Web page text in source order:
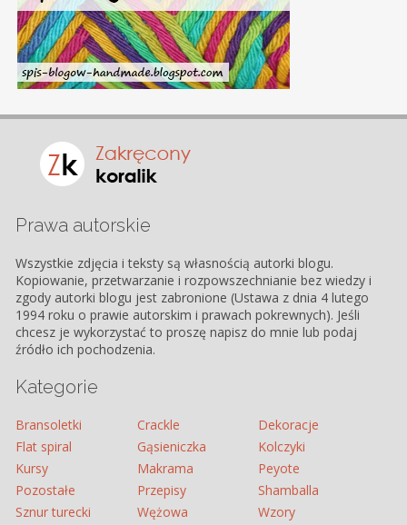
Prawa autorskie
Wszystkie zdjęcia i teksty są własnością autorki blogu.
Kopiowanie, przetwarzanie i rozpowszechnianie bez wiedzy i
zgody autorki blogu jest zabronione (Ustawa z dnia 4 lutego
1994 roku o prawie autorskim i prawach pokrewnych). Jeśli
chcesz je wykorzystać to proszę napisz do mnie lub podaj
źródło ich pochodzenia.
Kategorie
Bransoletki Crackle
Dekoracje
Flat spiral
Gąsieniczka
Kolczyki
Kursy
Makrama
Peyote
Pozostałe
Przepisy
Shamballa
Sznur turecki
Wężowa Wzory